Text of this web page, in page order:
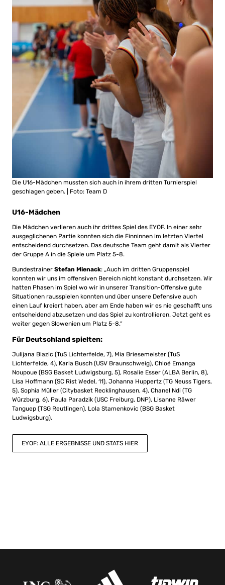
Die U16-Mädchen mussten sich auch in ihrem dritten Turnierspiel
geschlagen geben. | Foto: Team D
U16-Mädchen
Die Mädchen verlieren auch ihr drittes Spiel des EYOF. In einer sehr
ausgeglichenen Partie konnten sich die Finninnen im letzten Viertel
entscheidend durchsetzen. Das deutsche Team geht damit als Vierter
der Gruppe A in die Spiele um Platz 5-8.
Bundestrainer Stefan Mienack: „Auch im dritten Gruppenspiel
konnten wir uns im offensiven Bereich nicht konstant durchsetzen. Wir
hatten Phasen im Spiel wo wir in unserer Transition-Offensive gute
Situationen rausspielen konnten und über unsere Defensive auch
einen Lauf kreiert haben, aber am Ende haben wir es nie geschafft uns
entscheidend abzusetzen und das Spiel zu kontrollieren. Jetzt geht es
weiter gegen Slowenien um Platz 5-8.“
Für Deutschland spielten:
Julijana Blazic (TuS Lichterfelde, 7), Mia Briesemeister (TuS
Lichterfelde, 4), Karla Busch (USV Braunschweig), Chloé Emanga
Noupoue (BSG Basket Ludwigsburg, 5), Rosalie Esser (ALBA Berlin, 8),
Lisa Hoffmann (SC Rist Wedel, 11), Johanna Huppertz (TG Neuss Tigers,
5), Sophia Müller (Citybasket Recklinghausen, 4), Chanel Ndi (TG
Würzburg, 6), Paula Paradzik (USC Freiburg, DNP), Lisanne Räwer
Tanguep (TSG Reutlingen), Lola Stamenkovic (BSG Basket
Ludwigsburg).
EYOF: ALLE ERGEBNISSE UND STATS HIER